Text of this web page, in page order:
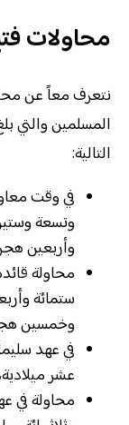
محاولات
نتعرف معاً عن
التالية:
في وقت
وتسعة
وأربعين
محاولة
ستمائة
وخمسين
في عهد
عشر
محاولة في